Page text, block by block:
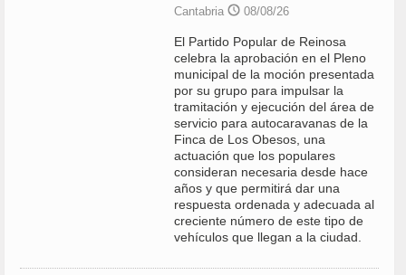
Cantabria 08/08/26
El Partido Popular de Reinosa
celebra la aprobación en el Pleno
municipal de la moción presentada
por su grupo para impulsar la
tramitación y ejecución del área de
servicio para autocaravanas de la
Finca de Los Obesos, una
actuación que los populares
consideran necesaria desde hace
años y que permitirá dar una
respuesta ordenada y adecuada al
creciente número de este tipo de
vehículos que llegan a la ciudad.